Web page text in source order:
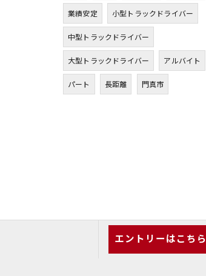
業績安定 小型トラックドライバー
中型トラックドライバー
大型トラックドライバー アルバイト
パート 長距離 門真市
エントリーはこちら